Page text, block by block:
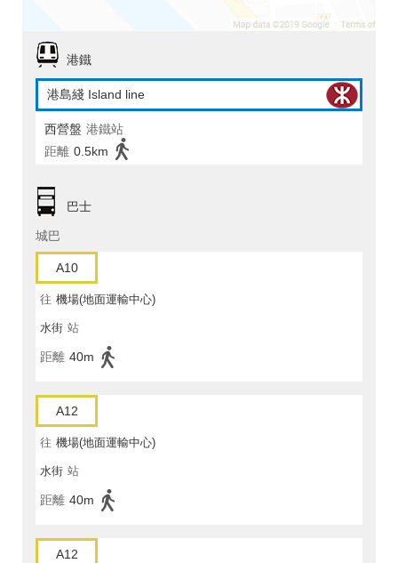
港鐵
港島綫 Island line
西營盤 港鐵站
距離 0.5km
巴士
城巴
A10
往 機場(地面運輸中心)
水街 站
距離 40m
A12
往 機場(地面運輸中心)
水街 站
距離 40m
A12